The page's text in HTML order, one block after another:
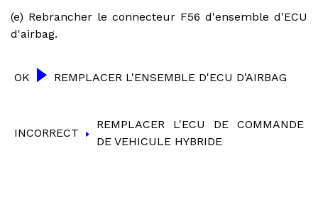
(e) Rebrancher le connecteur F56 d'ensemble d'ECU
d'airbag.
OK REMPLACER L'ENSEMBLE D'ECU D'AIRBAG
INCORRECT
REMPLACER L'ECU DE COMMANDE
DE VEHICULE HYBRIDE